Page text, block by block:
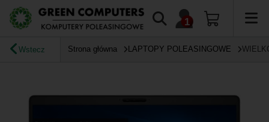
Wstecz Strona główna LAPTOPY POLEASINGOWE